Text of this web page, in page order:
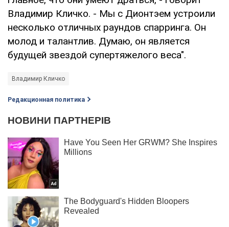
Владимир Кличко. - Мы с Дионтэем устроили
несколько отличных раундов спарринга. Он
молод и талантлив. Думаю, он является
будущей звездой супертяжелого веса".
Владимир Кличко
Редакционная политика